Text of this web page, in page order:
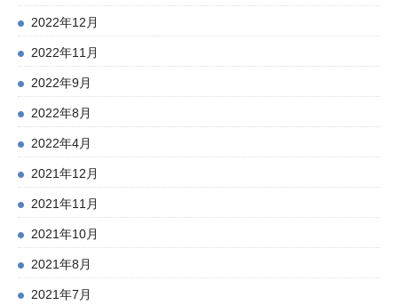
2022年12月
2022年11月
2022年9月
2022年8月
2022年4月
2021年12月
2021年11月
2021年10月
2021年8月
2021年7月